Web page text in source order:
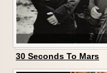
30 Seconds To Mars